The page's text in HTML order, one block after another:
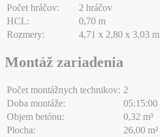
Počet hráčov:
2 hráčov
HCL:
0,70 m
Rozmery:
4,71 x 2,80 x 3,03 m
Montáž zariadenia
Počet montážnych technikov: 2
Doba montáže:
05:15:00
Objem betónu:
0,32 m³
Plocha:
26,00 m²